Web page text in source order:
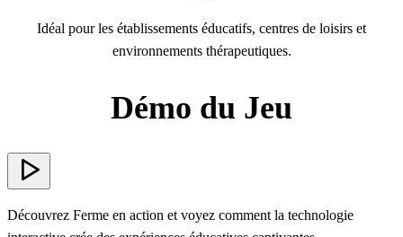
Idéal pour les établissements éducatifs, centres de loisirs et
environnements thérapeutiques.
Démo du Jeu
Découvrez Ferme en action et voyez comment la technologie